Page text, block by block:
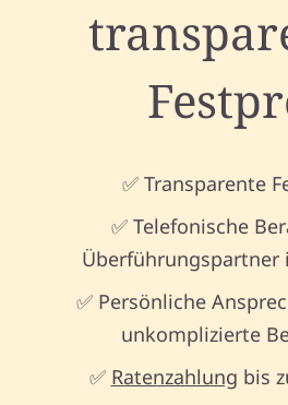
✅ Transparente
✅ Telefonische
Überführungspartner
✅ Persönliche
unkomplizierte
✅ Ratenzahlung bis